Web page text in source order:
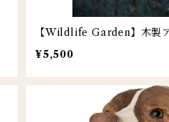
【Wildlife Garden】木製
¥5,500